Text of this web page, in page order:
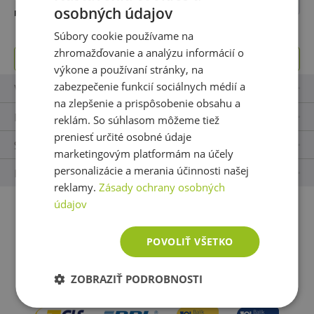
svojim stimulačným vlastnostiam a obsahu živín.
✅ AKÉ MÁ ÚČINKY YERBA MATÉ?
Yerba mate má niekoľko účinkov, pričom mnoho z nich
súvisí s obsahom kofeínu a ďalších látok v tejto rastline.
Stimulečné účinky:
Yerba maté obsahuje kofeín,
ktorý zvyšuje hladinu energie a povzbudzuje. Yerba
mate môže byť alternatívou kávy alebo čaju.
Zlepšenie koncentrácie a pozornosti: Vďaka
obsahu kofeínu môže yerba maté pomôcť zvýšiť
koncentráciu a pozornosť, čo privítate pri práci alebo
Yerba maté obsahuje antioxidanty,
ktoré pomáhajú chrániť bunky pred poškodením
Podpora metabolizmu: Yerba maté môže
PODĽA:
Najpredávanejšie
Toto oddelenie je prázdne.
Vše o nákupu
Kontakty
Sledujte nás
Naše appky
osobných údajov
Súbory cookie používame na
zhromažďovanie a analýzu informácií o
výkone a používaní stránky, na
zabezpečenie funkcií sociálnych médií a
na zlepšenie a prispôsobenie obsahu a
reklám. So súhlasom môžeme tiež
preniesť určité osobné údaje
marketingovým platformám na účely
personalizácie a merania účinnosti našej
reklamy.Zásady ochrany osobných
údajov
POVOLIŤ VŠETKO
ZOBRAZIŤ PODROBNOSTI